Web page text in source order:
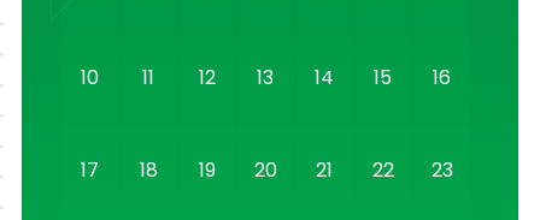
10 11 12 13 14 15 16
17 18 19 20 21 22 23